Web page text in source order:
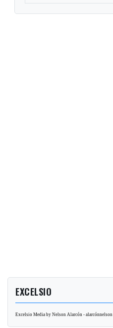
EXCELSIO
Excelsio Media by Nelson Alarcón - alarcónnelson